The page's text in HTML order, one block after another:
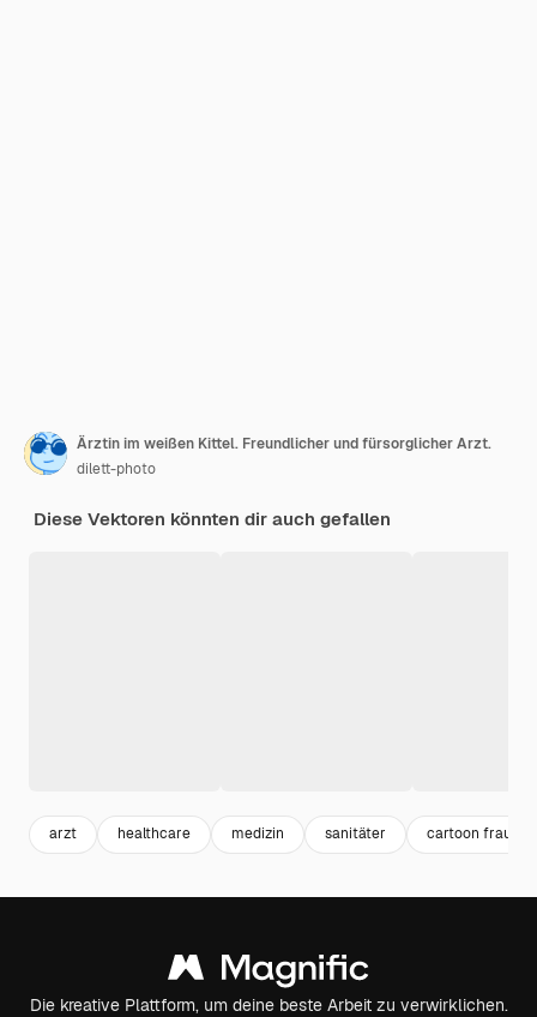
Ärztin im weißen Kittel. Freundlicher und fürsorglicher Arzt.
dilett-photo
Diese Vektoren könnten dir auch gefallen
arzt healthcare medizin sanitäter cartoon frau
Die kreative Plattform, um deine beste Arbeit zu verwirklichen.